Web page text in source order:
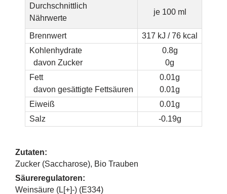
Durchschnittlich
Nährwerte
je 100 ml
Brennwert
317 kJ / 76 kcal
Kohlenhydrate
davon Zucker
0.8g
0g
Fett
davon gesättigte Fettsäuren
0.01g
0.01g
Eiweiß
0.01g
Salz
-0.19g
Zutaten:
Zucker (Saccharose), Bio Trauben
Säureregulatoren:
Weinsäure (L[+]-) (E334)